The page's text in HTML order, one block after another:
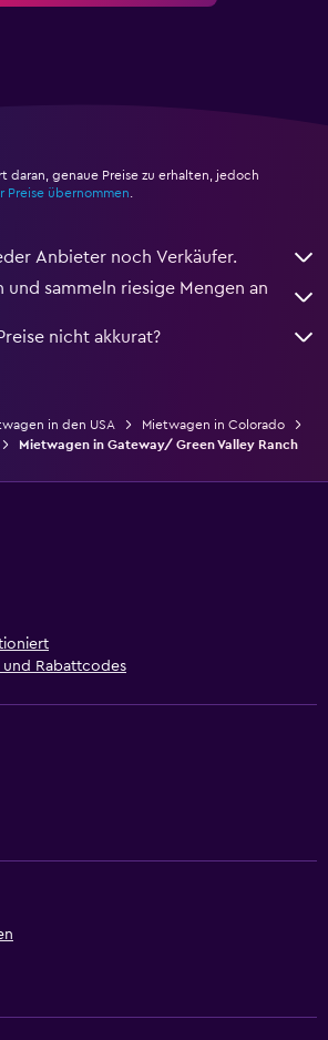
daran, genaue Preise zu erhalten, jedoch
Preise übernommen.
Anbieter noch Verkäufer.
sammeln riesige Mengen an
nicht akkurat?
in den USA
Mietwagen in Colorado
Mietwagen in Gateway/ Green Valley Ranch
Rabattcodes